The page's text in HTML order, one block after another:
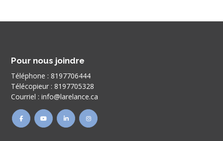
Pour nous joindre
Téléphone :8197706444
Télécopieur :8197705328
Courriel :info@larelance.ca